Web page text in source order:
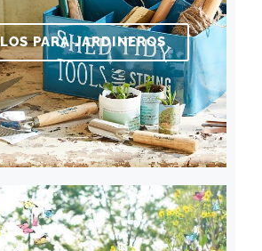
PARA JARDINEROS